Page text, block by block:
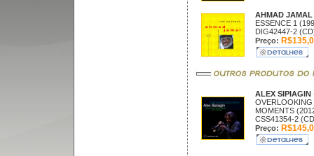
AHMAD JAMAL
ESSENCE 1
DIG42447-2
Preço:
ALEX SIPIAGIN
OVERLOOKING
MOMENTS
CSS41354-2
Preço: